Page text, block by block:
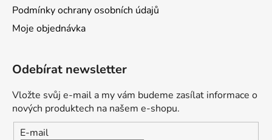
Podmínky ochrany osobních údajů
Moje objednávka
Odebírat newsletter
Vložte svůj e-mail a my vám budeme zasílat informace o
nových produktech na našem e-shopu.
E-mail